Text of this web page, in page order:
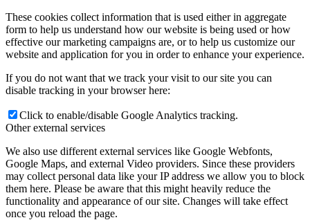
These cookies collect information that is used either in aggregate
form to help us understand how our website is being used or how
effective our marketing campaigns are, or to help us customize our
website and application for you in order to enhance your experience.
If you do not want that we track your visit to our site you can
disable tracking in your browser here:
Click to enable/disable Google Analytics tracking.
Other external services
We also use different external services like Google Webfonts,
Google Maps, and external Video providers. Since these providers
may collect personal data like your IP address we allow you to block
them here. Please be aware that this might heavily reduce the
functionality and appearance of our site. Changes will take effect
once you reload the page.